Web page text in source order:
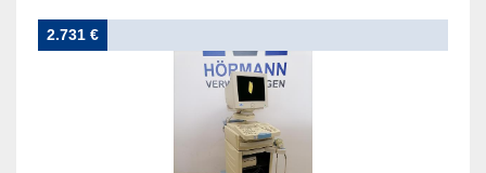
Sortieren nach
2.731 €